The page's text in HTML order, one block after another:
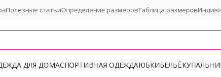
Полезные статьиОпределение размеровТаблица размеров
ДЛЯ ДОМАСПОРТИВНАЯ ОДЕЖДАЮБКИБЕЛЬЁ